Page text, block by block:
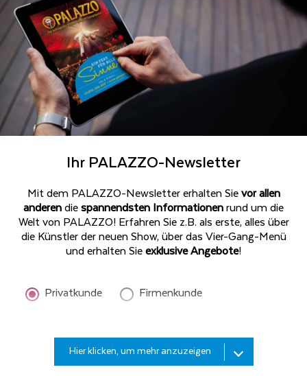
bin über 16 Jahre alt, andernfalls erkläre ich, dass meine
Eltern einverstanden sind.
Ihre Daten werden von PALAZZO nicht an Dritte
weiter gegeben.
PALAZZO weist darauf hin, dass die für die Benutzung
des Kontaktformulars erhobenen personenbezogenen
Daten nach Erledigung der von Ihnen gestellten
Anfrage gelöscht werden. Sie haben folgende Rechte in
Bezug auf Ihre personenbezogenen Daten: Widerruf,
Auskunft, Berichtigung und Vervollständigung,
Aufstellung und/oder Widerspruch gegenüber der
Aufsichtsbehörde (Art.7. Abs. 3, 15-18, 20 und 77
DSGVO). Die Ausübung ihrer Rechte richten Sie an:
datenschutzbeauftragter@palazzo.org. Hier können
Sie die vollständigeDatenschutzerklärunglesen.
Anti-Roboter-Verifizierung
Ihr PALAZZO-Newsletter
Mit dem PALAZZO-Newsletter erhalten Sievor allen
anderendiespannendsten Informationenrund um die
Welt von PALAZZO! Erfahren Sie z.B. als erste, alles über
die Künstler der neuen Show, über das Vier-Gang-Menü
und erhalten Sieexklusive Angebote!
Privatkunde Firmenkunde
Hier klicken, um mehr anzuzeigen